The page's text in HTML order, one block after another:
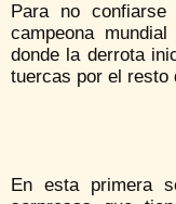
Para no
campeona
donde la derrota
tuercas por el resto
En esta primera